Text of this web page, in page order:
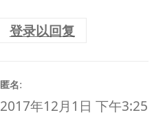
登录以回复
匿名:
2017年12月1日 下午3:25